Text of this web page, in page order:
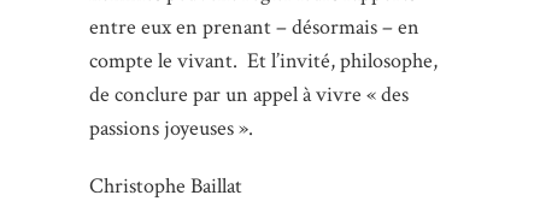
entre eux en prenant – désormais – en
compte le vivant. Et l’invité, philosophe,
de conclure par un appel à vivre « des
passions joyeuses ».
Christophe Baillat